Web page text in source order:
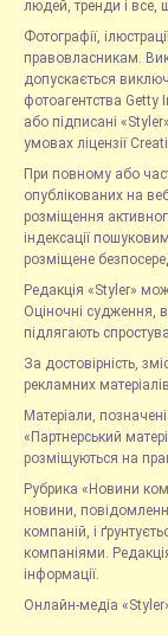
людей, тренди і все,
Фотографії,
правовласникам.
допускається
фотоагентства Getty
або підписані
умовах ліцензії
При повному або
опублікованих на
розміщення
індексації
розміщене
Редакція «Styler»
Оціночні судження,
підлягають
За достовірність,
рекламних
Матеріали,
«Партнерський
розміщуються на
Рубрика «Новини
новини,
компаній, і
компаніями.
інформації.
Онлайн-медіа